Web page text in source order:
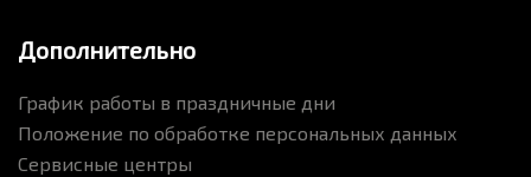
Дополнительно
График работы в праздничные дни
Положение по обработке персональных данных
Сервисные центры